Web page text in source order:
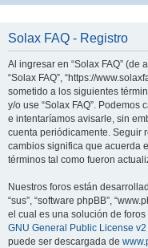
Solax FAQ - Registro
Al ingresar en “Solax FAQ” (de
“Solax FAQ”, “https://
sometido a los siguientes
y/o use “Solax FAQ”.
e intentaríamos avisarle, sin
cuenta periódicamente. Seguir
cambios significa que acuerda
términos tal como fueron
Nuestros foros están
“sus”, “software phpBB”,
el cual es una solución de foros
GNU General Public License
puede ser descargada de